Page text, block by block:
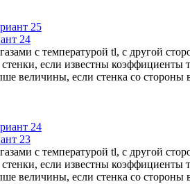
24
с температурой tl, с другой
если известны коэффициенты
величины, если стенка со
23
с температурой tl, с другой
если известны коэффициенты
величины, если стенка со